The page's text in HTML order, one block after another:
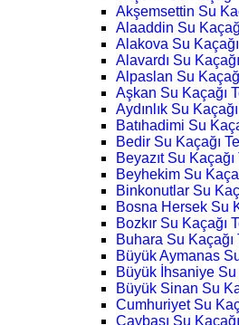
Akşemsettin Su
Alaaddin Su
Alakova Su
Alavardı Su
Alpaslan Su
Aşkan Su Kaçağı
Aydınlık Su
Batıhadimi Su
Bedir Su Kaçağı
Beyazıt Su Kaçağı
Beyhekim Su
Binkonutlar Su
Bosna Hersek Su
Bozkır Su Kaçağı
Buhara Su Kaçağı
Büyük Aymanas
Büyük İhsaniye Su
Büyük Sinan Su
Cumhuriyet Su
Çaybaşı Su